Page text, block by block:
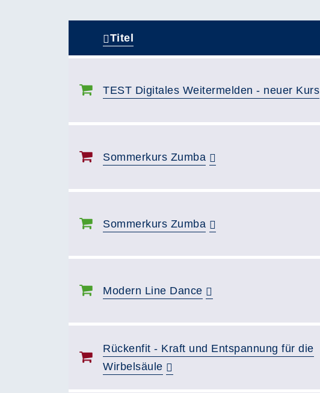
Titel
TEST Digitales Weitermelden - neuer Kurs
Sommerkurs Zumba
Sommerkurs Zumba
Modern Line Dance
Rückenfit - Kraft und Entspannung für die
Wirbelsäule